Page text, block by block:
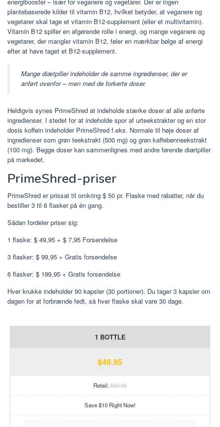
plantebaserede kilder til vitamin B12, hvilket betyder, at veganere og
vegetarer skal tage et vitamin B12-supplement (eller et multivitamin).
Vitamin B12 spiller en afgørende rolle i energi, og mange veganere og
vegetarer, der mangler vitamin B12, føler en mærkbar bølge af energi
efter at have taget et B12-supplement.
Mange diætpiller indeholder de samme ingredienser, der er
anført ovenfor – men med de forkerte doser.
Heldigvis synes PrimeShred at indeholde stærke doser af alle anførte
ingredienser. I stedet for at indeholde spor af urteekstrakter og en stor
dosis koffein indeholder PrimeShred f.eks. Normale til høje doser af
ingredienser som grøn teekstrakt (500 mg) og grøn kaffebønneekstrakt
(100 mg). Begge doser kan sammenlignes med andre førende diætpiller
på markedet.
PrimeShred-priser
PrimeShred er prissat til omkring $ 50 pr. Flaske med rabatter, når du
bestiller 3 til 6 flasker på én gang.
Sådan fordeler priser sig:
1 flaske: $ 49,95 + $ 7,95 Forsendelse
3 flasker: $ 99,95 + Gratis forsendelse
6 flasker: $ 199,95 + Gratis forsendelse
Hver krukke indeholder 90 kapsler (30 portioner). Du tager 3 kapsler om
dagen for at forbrænde fedt, så hver flaske skal vare 30 dage.
1 BOTTLE
$49.95
Retail:$59.95
Save $10 Right Now!